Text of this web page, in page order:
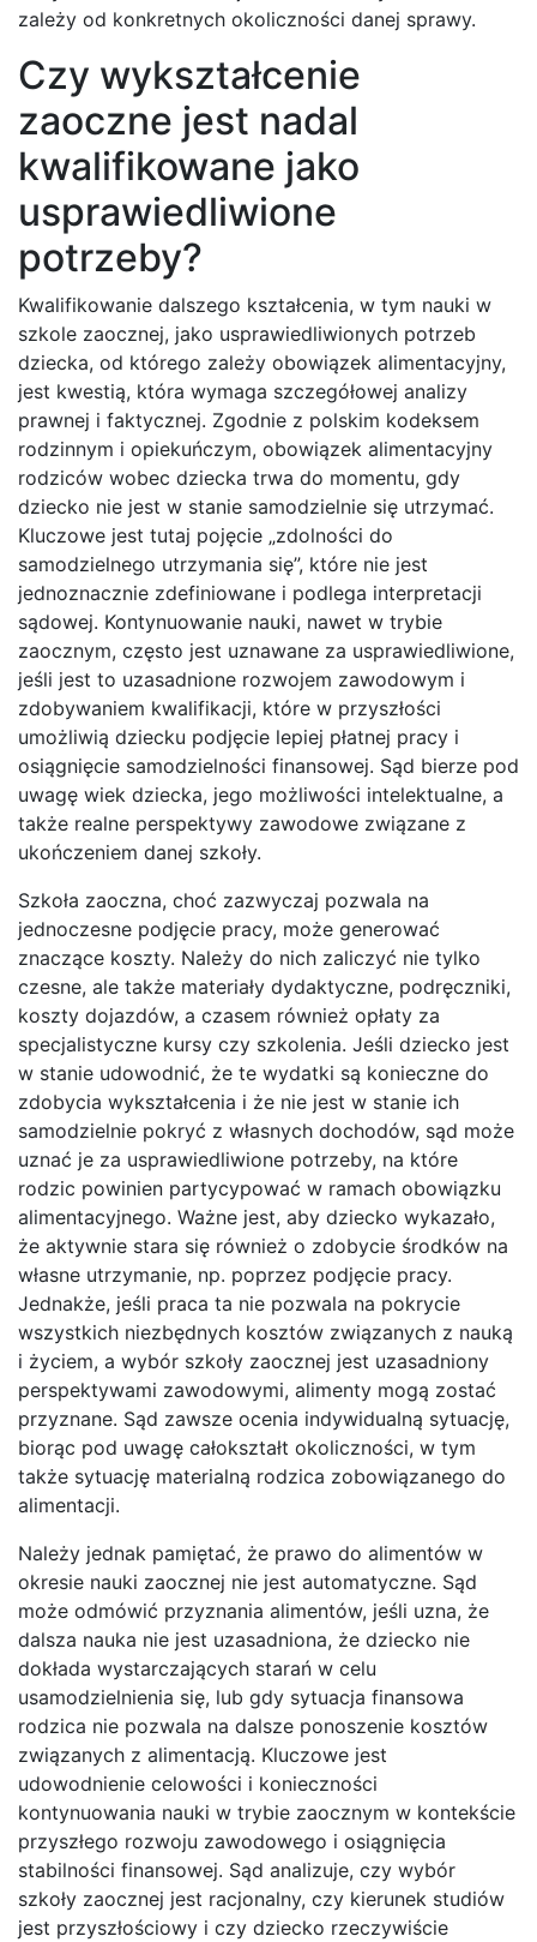
zależy od konkretnych okoliczności danej sprawy.
Czy wykształcenie
zaoczne jest nadal
kwalifikowane jako
usprawiedliwione
potrzeby?
Kwalifikowanie dalszego kształcenia, w tym nauki w
szkole zaocznej, jako usprawiedliwionych potrzeb
dziecka, od którego zależy obowiązek alimentacyjny,
jest kwestią, która wymaga szczegółowej analizy
prawnej i faktycznej. Zgodnie z polskim kodeksem
rodzinnym i opiekuńczym, obowiązek alimentacyjny
rodziców wobec dziecka trwa do momentu, gdy
dziecko nie jest w stanie samodzielnie się utrzymać.
Kluczowe jest tutaj pojęcie „zdolności do
samodzielnego utrzymania się”, które nie jest
jednoznacznie zdefiniowane i podlega interpretacji
sądowej. Kontynuowanie nauki, nawet w trybie
zaocznym, często jest uznawane za usprawiedliwione,
jeśli jest to uzasadnione rozwojem zawodowym i
zdobywaniem kwalifikacji, które w przyszłości
umożliwią dziecku podjęcie lepiej płatnej pracy i
osiągnięcie samodzielności finansowej. Sąd bierze pod
uwagę wiek dziecka, jego możliwości intelektualne, a
także realne perspektywy zawodowe związane z
ukończeniem danej szkoły.
Szkoła zaoczna, choć zazwyczaj pozwala na
jednoczesne podjęcie pracy, może generować
znaczące koszty. Należy do nich zaliczyć nie tylko
czesne, ale także materiały dydaktyczne, podręczniki,
koszty dojazdów, a czasem również opłaty za
specjalistyczne kursy czy szkolenia. Jeśli dziecko jest
w stanie udowodnić, że te wydatki są konieczne do
zdobycia wykształcenia i że nie jest w stanie ich
samodzielnie pokryć z własnych dochodów, sąd może
uznać je za usprawiedliwione potrzeby, na które
rodzic powinien partycypować w ramach obowiązku
alimentacyjnego. Ważne jest, aby dziecko wykazało,
że aktywnie stara się również o zdobycie środków na
własne utrzymanie, np. poprzez podjęcie pracy.
Jednakże, jeśli praca ta nie pozwala na pokrycie
wszystkich niezbędnych kosztów związanych z nauką
i życiem, a wybór szkoły zaocznej jest uzasadniony
perspektywami zawodowymi, alimenty mogą zostać
przyznane. Sąd zawsze ocenia indywidualną sytuację,
biorąc pod uwagę całokształt okoliczności, w tym
także sytuację materialną rodzica zobowiązanego do
alimentacji.
Należy jednak pamiętać, że prawo do alimentów w
okresie nauki zaocznej nie jest automatyczne. Sąd
może odmówić przyznania alimentów, jeśli uzna, że
dalsza nauka nie jest uzasadniona, że dziecko nie
dokłada wystarczających starań w celu
usamodzielnienia się, lub gdy sytuacja finansowa
rodzica nie pozwala na dalsze ponoszenie kosztów
związanych z alimentacją. Kluczowe jest
udowodnienie celowości i konieczności
kontynuowania nauki w trybie zaocznym w kontekście
przyszłego rozwoju zawodowego i osiągnięcia
stabilności finansowej. Sąd analizuje, czy wybór
szkoły zaocznej jest racjonalny, czy kierunek studiów
jest przyszłościowy i czy dziecko rzeczywiście